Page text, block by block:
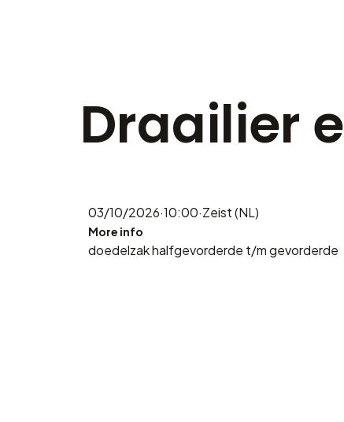
Draailier
03/10/2026·10:00·Zeist (NL)
More info
doedelzak halfgevorderde t/m gevorderde